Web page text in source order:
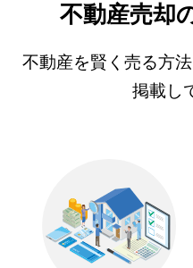
不動産売却
不動産を賢く売る方
掲載し